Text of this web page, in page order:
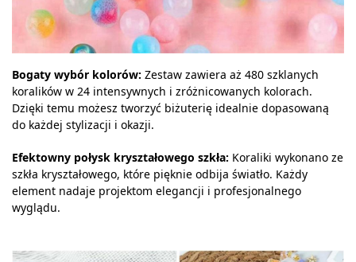
Bogaty wybór kolorów: Zestaw zawiera aż 480 szklanych
koralików w 24 intensywnych i zróżnicowanych kolorach.
Dzięki temu możesz tworzyć biżuterię idealnie dopasowaną
do każdej stylizacji i okazji.
Efektowny połysk kryształowego szkła: Koraliki wykonano ze
szkła kryształowego, które pięknie odbija światło. Każdy
element nadaje projektom elegancji i profesjonalnego
wyglądu.